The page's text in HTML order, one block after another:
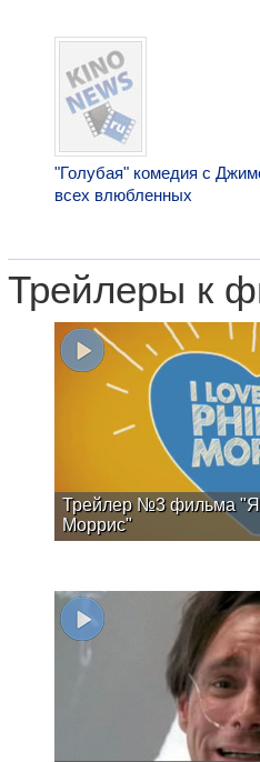
"Голубая" комедия с
всех влюбленных
Трейлеры к
Трейлер №3 фильма
Моррис"